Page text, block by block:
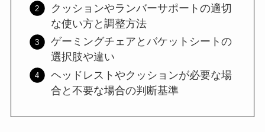
クッションやランバーサポートの適切
な使い方と調整方法
ゲーミングチェアとバケットシートの
選択肢や違い
ヘッドレストやクッションが必要な場
合と不要な場合の判断基準